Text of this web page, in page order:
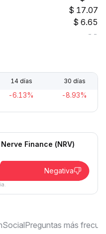
17.07
6.65
--
14 días 30 días
-6.13% -8.93%
Finance (NRV)
Negativa
SocialPreguntas más